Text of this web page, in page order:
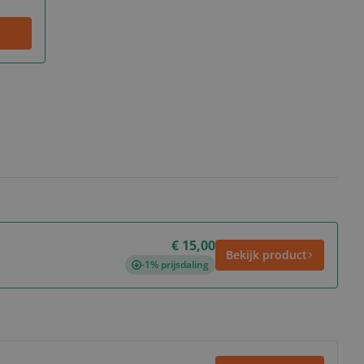
€ 15,00
-1% prijsdaling
Bekijk product